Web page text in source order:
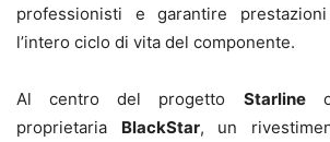
professionisti e garantire
l’intero ciclo di vita del componente.
Al centro del progetto Starline
proprietaria BlackStar, un